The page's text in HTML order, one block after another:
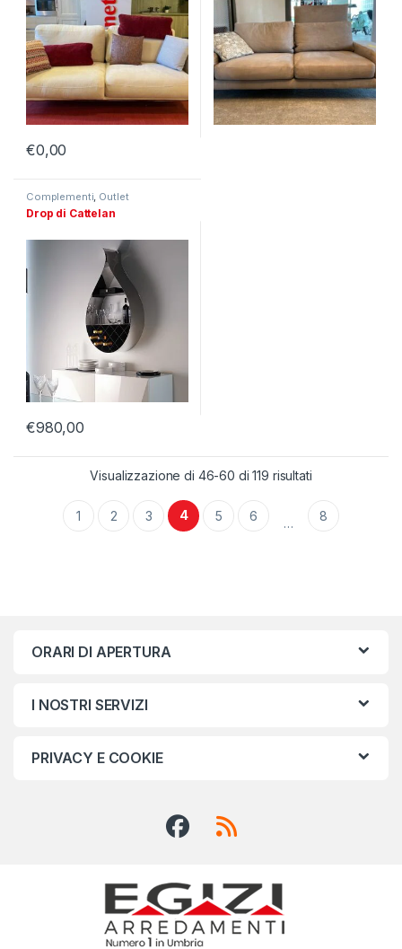
€0,00
Complementi, Outlet
Drop di Cattelan
€980,00
Visualizzazione di 46-60 di 119 risultati
1 2 3 4 5 6 … 8
ORARI DI APERTURA
I NOSTRI SERVIZI
PRIVACY E COOKIE